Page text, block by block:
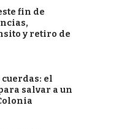
fin de
y retiro de
cuerdas: el
salvar a un